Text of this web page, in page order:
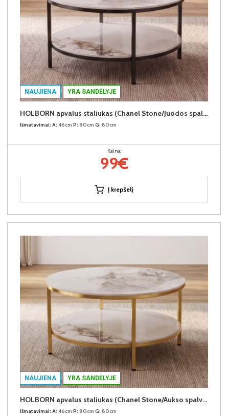
NAUJIENA YRA SANDĖLYJE
HOLBORN apvalus staliukas (Chanel Stone/Juodos spalvos kojos)
Išmatavimai: A: 46cm P: 80cm G: 80cm
Kaina:
99€
Į krepšelį
NAUJIENA YRA SANDĖLYJE
HOLBORN apvalus staliukas (Chanel Stone/Aukso spalvos kojos)
Išmatavimai: A: 46cm P: 80cm G: 80cm